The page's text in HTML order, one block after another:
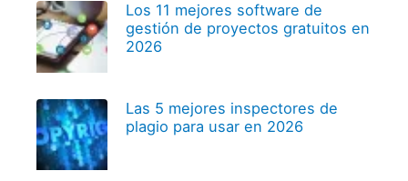
Los 11 mejores software de
gestión de proyectos gratuitos en
2026
Las 5 mejores inspectores de
plagio para usar en 2026